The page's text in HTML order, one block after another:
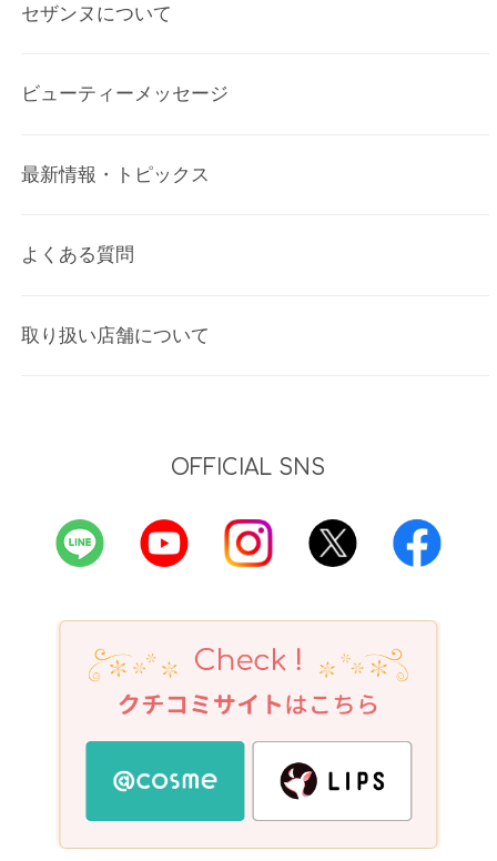
セザンヌについて
ビューティーメッセージ
最新情報・トピックス
よくある質問
取り扱い店舗について
OFFICIAL SNS